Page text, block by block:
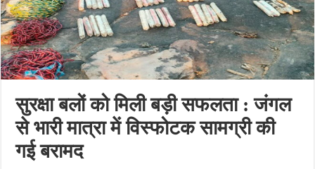
सुरक्षा बलों को मिली बड़ी सफलता : जंगल
से भारी मात्रा में विस्फोटक सामग्री की
गई बरामद